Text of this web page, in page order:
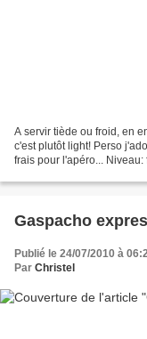
A servir tiède ou froid, en
c'est plutôt light! Perso
frais pour l'apéro... Niveau:
Gaspacho
Publié le 24/07/2010 à
Par Christel